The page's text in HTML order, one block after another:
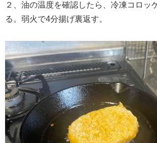
２、油の温度を確認したら、冷凍コロッ
る。弱火で4分揚げ裏返す。